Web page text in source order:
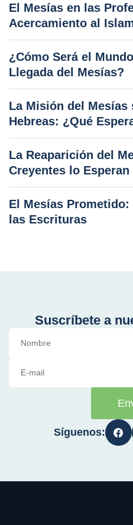
El Mesías en las
Acercamiento al
¿Cómo Será el
Llegada del Mesías?
La Misión del
Hebreas: ¿Qué
La Reaparición del
Creyentes lo
El Mesías
las Escrituras
Suscríbete a
Síguenos: